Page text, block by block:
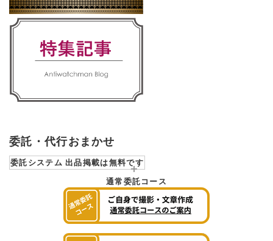
委託・代行おまかせ
委託システム 出品掲載は無料です
通常委託コース